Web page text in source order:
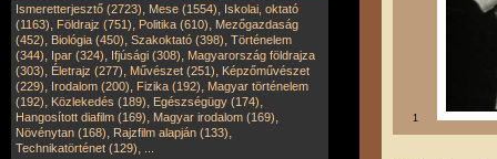
Ismeretterjesztő (2723), Mese (1554), Iskolai, oktató
(1163), Földrajz (751), Politika (610), Mezőgazdaság
(452), Biológia (450), Szakoktató (398), Történelem
(344), Ipar (324), Ifjúsági (308), Magyarország földrajza
(303), Életrajz (277), Művészet (251), Képzőművészet
(229), Irodalom (200), Fizika (192), Magyar történelem
(192), Közlekedés (189), Egészségügy (174),
Hangosított diafilm (169), Magyar irodalom (169),
Növénytan (168), Rajzfilm alapján (133),
Technikatörténet (129),
1